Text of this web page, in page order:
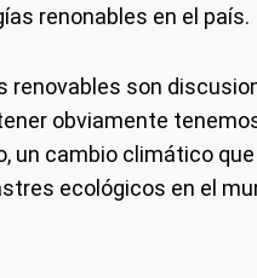
renonables en el país.
renovables son
obviamente
un cambio climático
ecológicos en el